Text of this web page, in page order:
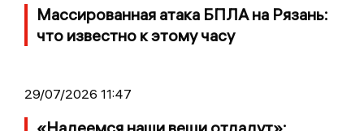
Массированная атака БПЛА на Рязань:
что известно к этому часу
29/07/2026 11:47
«Надеемся наши вещи отдадут»: